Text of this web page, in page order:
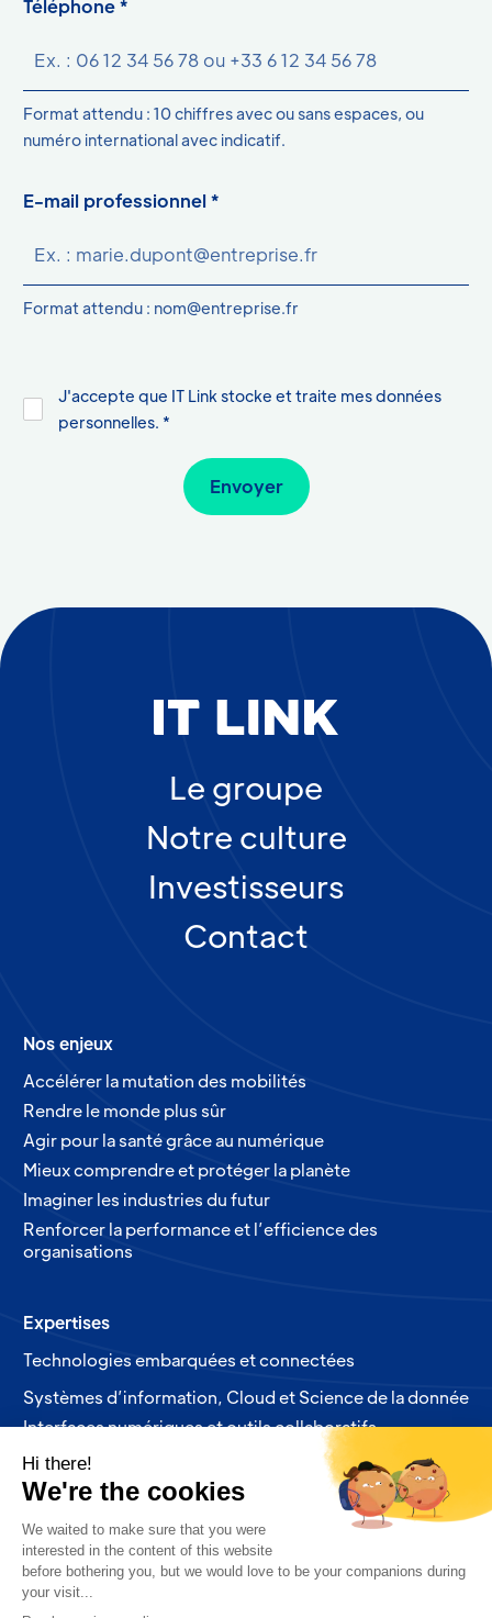
Téléphone *
Format attendu : 10 chiffres avec ou sans espaces, ou
numéro international avec indicatif.
E-mail professionnel *
Format attendu : nom@entreprise.fr
J'accepte que IT Link stocke et traite mes données
personnelles. *
Le groupe
Notre culture
Investisseurs
Contact
Nos enjeux
Accélérer la mutation des mobilités
Rendre le monde plus sûr
Agir pour la santé grâce au numérique
Mieux comprendre et protéger la planète
Imaginer les industries du futur
Renforcer la performance et l’efficience des
organisations
Expertises
Technologies embarquées et connectées
Systèmes d’information, Cloud et Science de la donnée
Interfaces numériques et outils collaboratifs
Nos produits
Nos partenaires